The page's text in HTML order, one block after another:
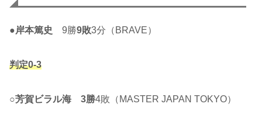
●岸本篤史 9勝9敗3分（BRAVE）
判定0-3
○芳賀ビラル海 3勝4敗（MASTER JAPAN TOKYO）